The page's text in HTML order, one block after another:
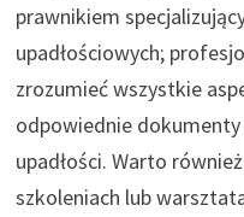
prawnikiem
upadłościowych;
zrozumieć wszystkie
odpowiednie
upadłości. Warto
szkoleniach lub